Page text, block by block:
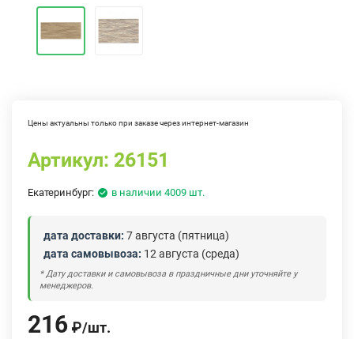
Цены актуальны только при заказе через интернет-магазин
Артикул: 26151
Екатеринбург: в наличии 4009 шт.
дата доставки: 7 августа (пятница)
дата самовывоза: 12 августа (среда)
* Дату доставки и самовывоза в праздничные дни уточняйте у
менеджеров.
216 ₽/шт.